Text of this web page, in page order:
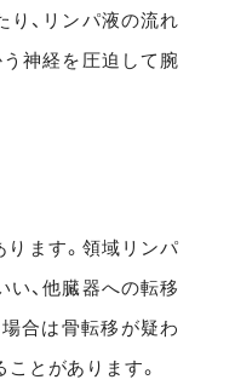
、リンパ液の流れ
神経を圧迫して腕
ます。領域リンパ
、他臓器への転移
合は骨転移が疑わ
ことがあります。